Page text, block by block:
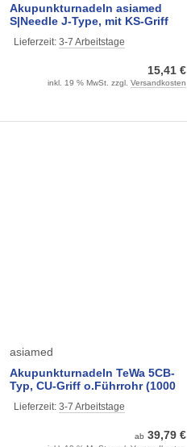
Akupunkturnadeln asiamed
S|Needle J-Type, mit KS-Griff
verschiedene Größen
Lieferzeit: 3-7 Arbeitstage
15,41 €
inkl. 19 % MwSt. zzgl.Versandkosten
asiamed
Akupunkturnadeln TeWa 5CB-
Typ, CU-Griff o.Führrohr (1000
versch.Größen
Lieferzeit: 3-7 Arbeitstage
ab 39,79 €